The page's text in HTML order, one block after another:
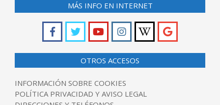
MÁS INFO EN INTERNET
OTROS ACCESOS
INFORMACIÓN SOBRE COOKIES
POLÍTICA PRIVACIDAD Y AVISO LEGAL